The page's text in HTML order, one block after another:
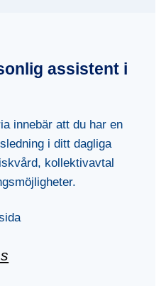
assistent i
innebär att du har en
i ditt dagliga
kollektivavtal